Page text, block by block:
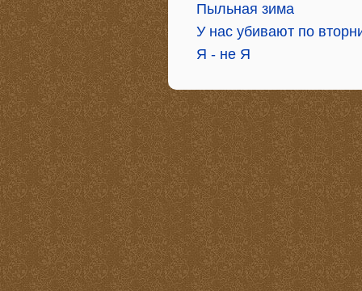
Пыльная зима
У нас убивают по
Я - не Я